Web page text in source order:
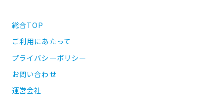
総合TOP
ご利用にあたって
プライバシーポリシー
お問い合わせ
運営会社